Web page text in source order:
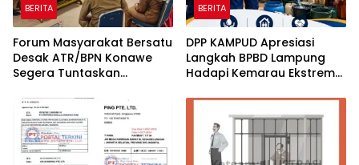
BERITA
Forum Masyarakat Bersatu
Desak ATR/BPN Konawe
Segera Tuntaskan
Olu Onua, Beri Tenggat
Waktu 2×24 Jam
BERITA
DPP KAMPUD Apresiasi
Langkah BPBD Lampung
Hadapi Kemarau Ekstrem
Bersih